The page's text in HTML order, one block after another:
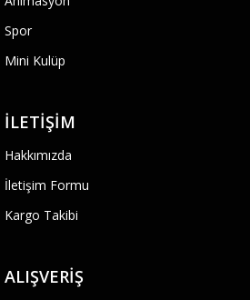
Spor
Mini Kulüp
İLETIŞIM
Hakkımızda
İletişim Formu
Kargo Takibi
ALIŞVERIŞ